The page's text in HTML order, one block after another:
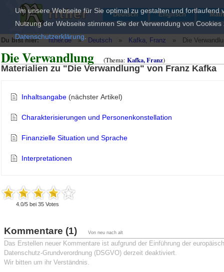
Deutsch Englisch
Du bist hier: rither.de » Deutsch » Kafka, Franz » Die
Die Verwandlung (Thema: Kafka, Franz)
Materialien zu "Die Verwandlung" von Franz Kafka
Inhaltsangabe(nächster Artikel)
Charakterisierungen und Personenkonstellation
Finanzielle Situation und Sprache
Interpretationen
4.0/5 bei 35 Votes
Kommentare (1) Von neu nach alt
Das Erstellen neuer Kommentare ist aufgrund der Einführung der
Datenschutz-Grundverordnung (DSGVO) derzeit deaktiviert.
Wir bitten um ihr Verständnis.
Um unsere Webseite für Sie optimal zu gestalten und
Nutzung der Webseite stimmen Sie der Verwendung von
Datenschutzerklärung.